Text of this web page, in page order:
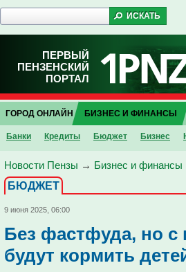
ПЕРВЫЙ
ПЕНЗЕНСКИЙ
ПОРТАЛ
ГОРОД ОНЛАЙН БИЗНЕС И ФИНАНСЫ
Банки Кредиты Бюджет Бизнес
Новости Пензы → Бизнес и финансы
БЮДЖЕТ
9 июня 2025, 06:00
Без фастфуда, но
будут кормить